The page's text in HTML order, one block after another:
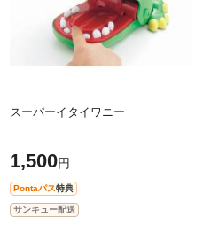
スーパーイタイワニー
1,500円
Pontaパス特典
サンキュー配送